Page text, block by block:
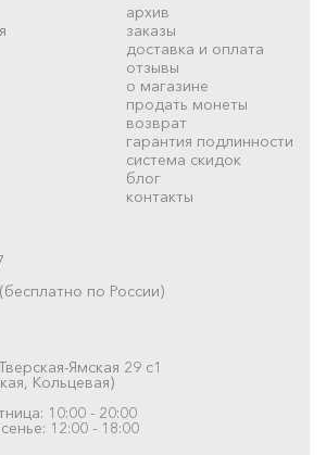
архив
заказы
доставка и оплата
отзывы
о магазине
продать монеты
возврат
гарантия подлинности
система скидок
блог
контакты
по России)
Ямская 29 с1
Кольцевая)
10:00 - 20:00
12:00 - 18:00